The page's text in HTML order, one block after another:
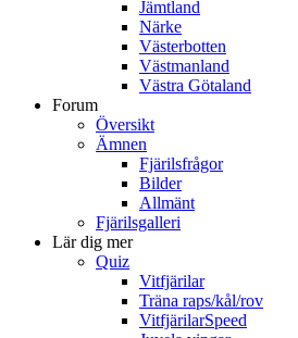
Jämtland
Närke
Västerbotten
Västmanland
Västra Götaland
Forum
Översikt
Ämnen
Fjärilsfrågor
Bilder
Allmänt
Fjärilsgalleri
Lär dig mer
Quiz
Vitfjärilar
Träna raps/kål/rov
VitfjärilarSpeed